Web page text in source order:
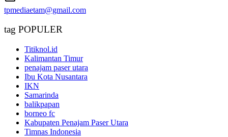
tpmediaetam@gmail.com
tag POPULER
Titiknol.id
Kalimantan Timur
penajam paser utara
Ibu Kota Nusantara
IKN
Samarinda
balikpapan
borneo fc
Kabupaten Penajam Paser Utara
Timnas Indonesia